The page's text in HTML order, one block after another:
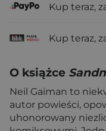
Kup teraz,
Kup teraz,
O książce
Neil Gaiman to
autor powieści,
uhonorowany